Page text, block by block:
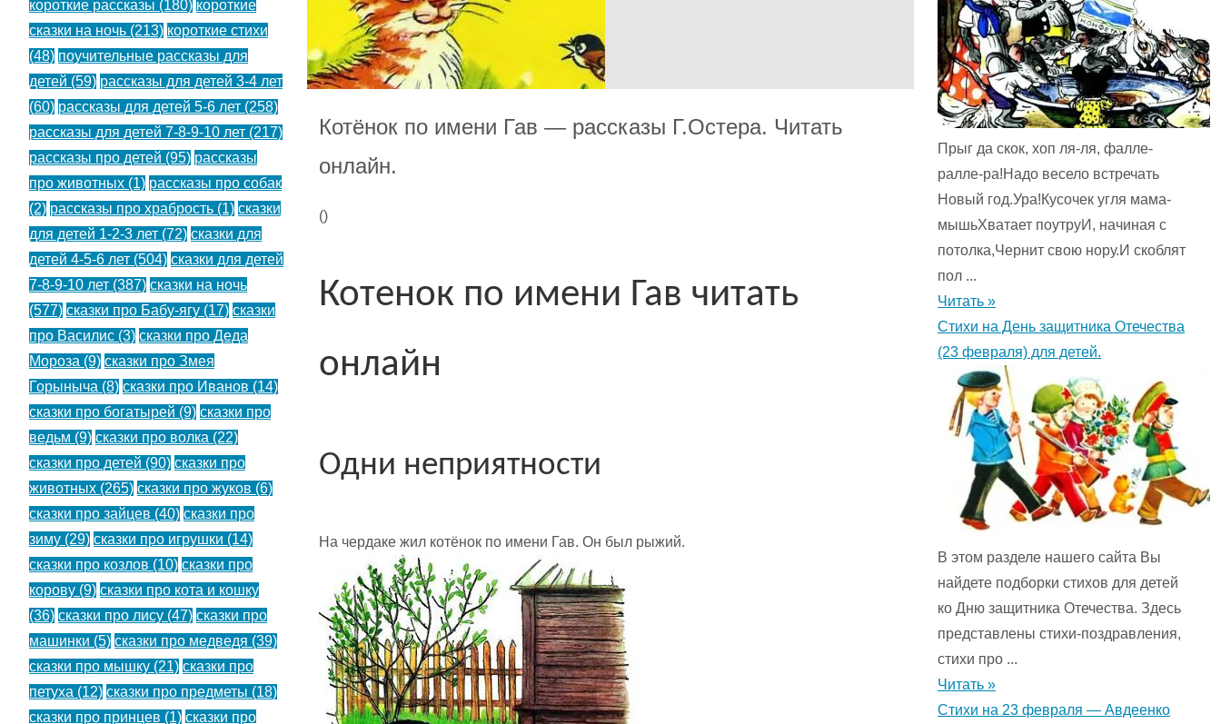
Котёнок по имени Гав — рассказы Г.Остера. Читать
онлайн.
()
Котенок по имени Гав читать
онлайн
Одни неприятности
На чердаке жил котёнок по имени Гав. Он был рыжий.
короткие рассказы (180) короткие
сказки на ночь (213) короткие стихи
(48) поучительные рассказы для
детей (59) рассказы для детей 3-4 лет
(60) рассказы для детей 5-6 лет (258)
рассказы для детей 7-8-9-10 лет (217)
рассказы про детей (95) рассказы
про животных (1) рассказы про собак
(2) рассказы про храбрость (1) сказки
для детей 1-2-3 лет (72) сказки для
детей 4-5-6 лет (504) сказки для детей
7-8-9-10 лет (387) сказки на ночь
(577) сказки про Бабу-ягу (17) сказки
про Василис (3) сказки про Деда
Мороза (9) сказки про Змея
Горыныча (8) сказки про Иванов (14)
сказки про богатырей (9) сказки про
ведьм (9) сказки про волка (22)
сказки про детей (90) сказки про
животных (265) сказки про жуков (6)
сказки про зайцев (40) сказки про
зиму (29) сказки про игрушки (14)
сказки про козлов (10) сказки про
корову (9) сказки про кота и кошку
(36) сказки про лису (47) сказки про
машинки (5) сказки про медведя (39)
сказки про мышку (21) сказки про
петуха (12) сказки про предметы (18)
сказки про принцев (1) сказки про
Прыг да скок, хоп ля-ля, фалле-
ралле-ра!Надо весело встречать
Новый год.Ура!Кусочек угля мама-
мышьХватает поутруИ, начиная с
потолка,Чернит свою нору.И скоблят
пол ...
Читать »
Стихи на День защитника Отечества
(23 февраля) для детей.
В этом разделе нашего сайта Вы
найдете подборки стихов для детей
ко Дню защитника Отечества. Здесь
представлены стихи-поздравления,
стихи про ...
Читать »
Стихи на 23 февраля — Авдеенко